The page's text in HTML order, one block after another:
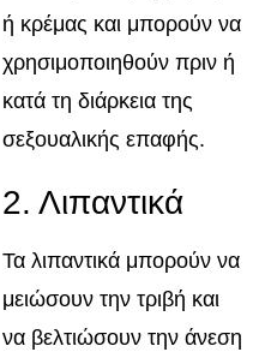
ή κρέμας και μπορούν να
χρησιμοποιηθούν πριν ή
κατά τη διάρκεια της
σεξουαλικής επαφής.
2. Λιπαντικά
Τα λιπαντικά μπορούν να
μειώσουν την τριβή και
να βελτιώσουν την άνεση